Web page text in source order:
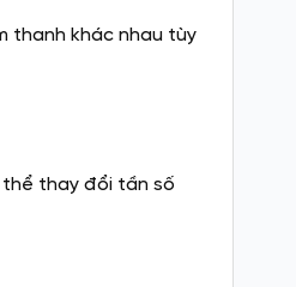
thanh khác nhau tùy
thể thay đổi tần số